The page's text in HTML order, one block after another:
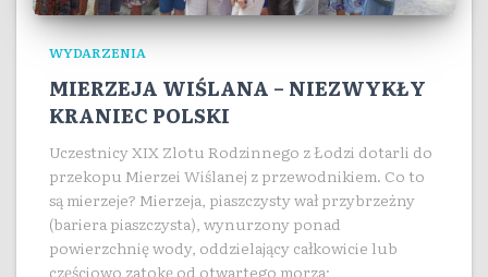
WYDARZENIA
MIERZEJA WIŚLANA – NIEZWYKŁY
KRANIEC POLSKI
Uczestnicy XIX Zlotu Rodzinnego z Łodzi dotarli do
przekopu Mierzei Wiślanej z przewodnikiem. Co to
są mierzeje? Mierzeja, piaszczysty wał przybrzeżny
(bariera piaszczysta), wynurzony ponad
powierzchnię wody, oddzielający całkowicie lub
częściowo zatokę od otwartego morza;